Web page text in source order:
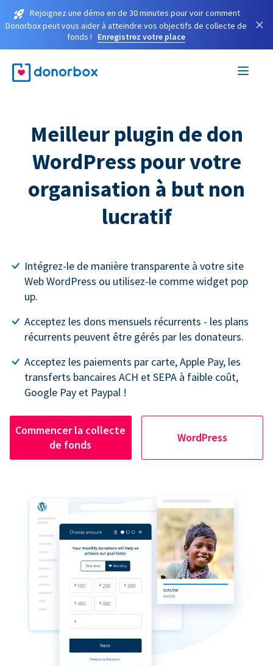
Rejoignez une démo en de 30 minutes pour voir comment
Donorbox peut vous aider à atteindre vos objectifs de collecte de
fonds !
Enregistrez votre place
×
Meilleur plugin de don
WordPress pour votre
organisation à but non
lucratif
Intégrez-le de manière transparente à votre site
Web WordPress ou utilisez-le comme widget pop
up.
Acceptez les dons mensuels récurrents - les plans
récurrents peuvent être gérés par les donateurs.
Acceptez les paiements par carte, Apple Pay, les
transferts bancaires ACH et SEPA à faible coût,
Google Pay et Paypal !
Commencer la collecte
de fonds
WordPress